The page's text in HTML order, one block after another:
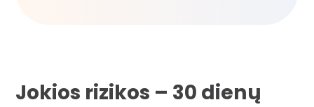
Jokios rizikos – 30 dienų